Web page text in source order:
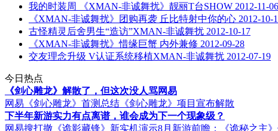
我的时装周 《XMAN-非诚舞扰》靓丽T台SHOW 2012-11-06
《XMAN-非诚舞扰》团购再袭 丘比特射中你的心 2012-10-
古怪精灵后舍男生“造访”XMAN-非诚舞扰 2012-10-17
《XMAN-非诚舞扰》惜缘巨蟹 内外兼修 2012-09-28
交友理念升级 V认证系统移植XMAN-非诚舞扰 2012-07-19
今日热点
《剑心雕龙》解散了，但这次没人骂网易
网易《剑心雕龙》首测总结 《剑心雕龙》项目宣布解散
下半年新游实力有点离谱，谁会成为下一个现象级？
网易搜打撤《诡影藏锋》新实机演示8月新游前瞻：《诡秘之主